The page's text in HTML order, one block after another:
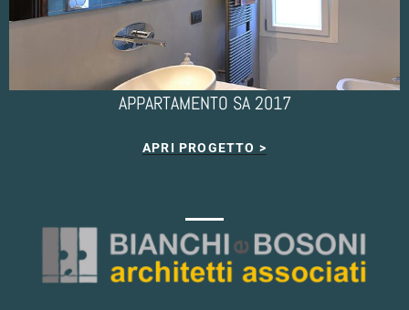
APPARTAMENTO SA 2017
APRI PROGETTO >